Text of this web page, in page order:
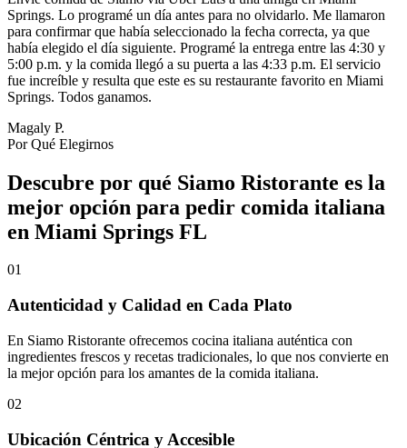
Springs. Lo programé un día antes para no olvidarlo. Me llamaron
para confirmar que había seleccionado la fecha correcta, ya que
había elegido el día siguiente. Programé la entrega entre las 4:30 y
5:00 p.m. y la comida llegó a su puerta a las 4:33 p.m. El servicio
fue increíble y resulta que este es su restaurante favorito en Miami
Springs. Todos ganamos.
Magaly P.
Por Qué Elegirnos
Descubre por qué Siamo Ristorante es la
mejor opción para pedir comida italiana
en Miami Springs FL
01
Autenticidad y Calidad en Cada Plato
En Siamo Ristorante ofrecemos cocina italiana auténtica con
ingredientes frescos y recetas tradicionales, lo que nos convierte en
la mejor opción para los amantes de la comida italiana.
02
Ubicación Céntrica y Accesible